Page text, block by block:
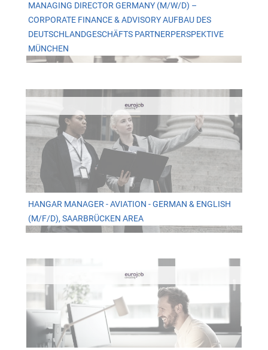
MANAGING DIRECTOR GERMANY (M/W/D) –
CORPORATE FINANCE & ADVISORY AUFBAU DES
DEUTSCHLANDGESCHÄFTS PARTNERPERSPEKTIVE
MÜNCHEN
HANGAR MANAGER - AVIATION - GERMAN & ENGLISH
(M/F/D), SAARBRÜCKEN AREA